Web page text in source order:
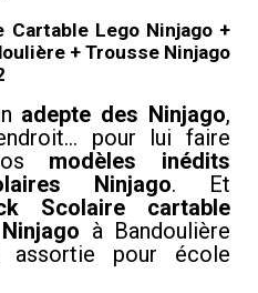
Cartable Lego Ninjago +
+ Trousse Ninjago
adepte des Ninjago,
pour lui faire
modèles inédits
Ninjago. Et
Scolaire cartable
à Bandoulière
assortie pour école